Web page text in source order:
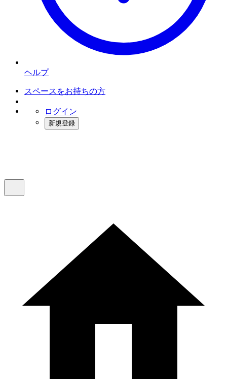
ヘルプ
スペースをお持ちの方
ログイン
新規登録